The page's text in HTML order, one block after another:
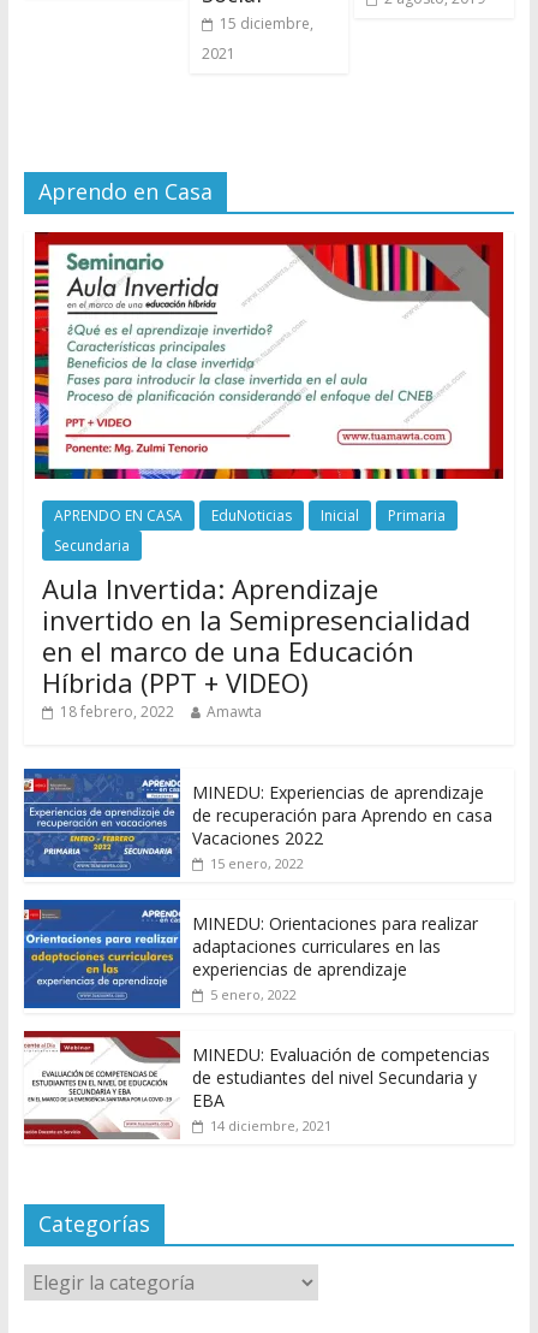
15 diciembre,
2021
Aprendo en Casa
APRENDO EN CASA EduNoticias Inicial
Primaria
Secundaria
Aula Invertida: Aprendizaje
invertido en la Semipresencialidad
en el marco de una Educación
Híbrida (PPT + VIDEO)
18 febrero, 2022 Amawta
MINEDU: Experiencias de aprendizaje
de recuperación para Aprendo en casa
Vacaciones 2022
15 enero, 2022
MINEDU: Orientaciones para realizar
adaptaciones curriculares en las
experiencias de aprendizaje
5 enero, 2022
MINEDU: Evaluación de competencias
de estudiantes del nivel Secundaria y
EBA
14 diciembre, 2021
Categorías
Categorías